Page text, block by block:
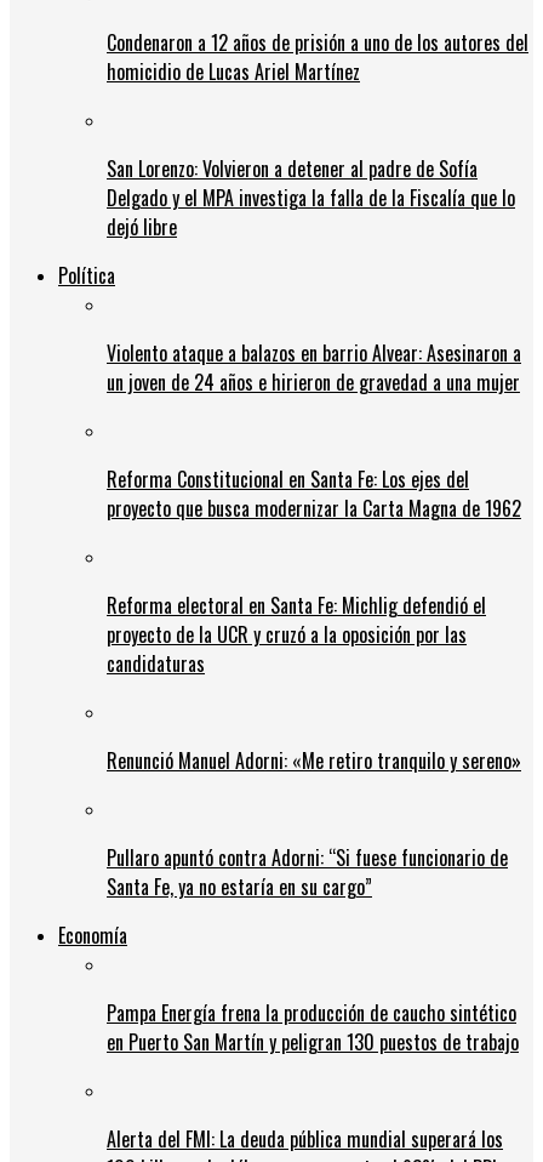
Condenaron a 12 años de prisión a uno de los autores del
homicidio de Lucas Ariel Martínez
San Lorenzo: Volvieron a detener al padre de Sofía
Delgado y el MPA investiga la falla de la Fiscalía que lo
dejó libre
Política
Violento ataque a balazos en barrio Alvear: Asesinaron a
un joven de 24 años e hirieron de gravedad a una mujer
Reforma Constitucional en Santa Fe: Los ejes del
proyecto que busca modernizar la Carta Magna de 1962
Reforma electoral en Santa Fe: Michlig defendió el
proyecto de la UCR y cruzó a la oposición por las
candidaturas
Renunció Manuel Adorni: «Me retiro tranquilo y sereno»
Pullaro apuntó contra Adorni: “Si fuese funcionario de
Santa Fe, ya no estaría en su cargo”
Economía
Pampa Energía frena la producción de caucho sintético
en Puerto San Martín y peligran 130 puestos de trabajo
Alerta del FMI: La deuda pública mundial superará los